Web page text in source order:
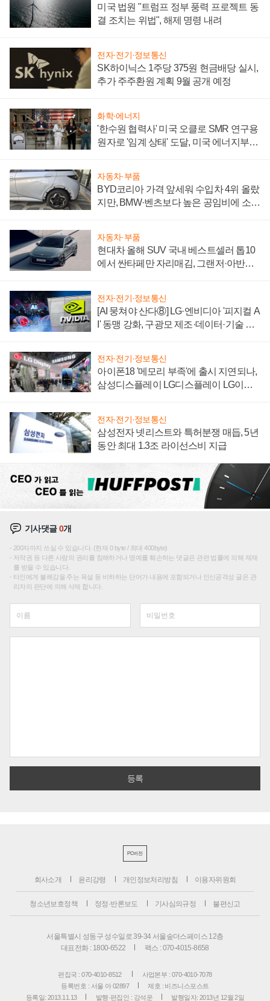
미국 법원 "트럼프 정부 풍력 프로젝트 동
결 조치는 위법", 해제 명령 내려
전자·전기·정보통신
SK하이닉스 1주당 375원 현금배당 실시,
추가 주주환원 계획 9월 공개 예정
화학·에너지
'한수원 협력사' 미국 오클로 SMR 연구용
원자로 '임계 상태' 도달, 미국 에너지부
자동차·부품
BYD코리아 가격 앞세워 수입차 4위 올랐
지만, BMW·벤츠보다 높은 공임비에 소비
자동차·부품
현대차 올해 SUV 국내 베스트셀러 톱10
에서 싼타페만 자리매김, 그랜저·아반떼
전자·전기·정보통신
[AI 뭉쳐야 산다⑧] LG·엔비디아 '피지컬 A
I' 동맹 강화, 구광모 제조·데이터·기술 결
전자·전기·정보통신
아이폰18 '메모리 부족'에 출시 지연되나,
삼성디스플레이 LG디스플레이 LG이노
전자·전기·정보통신
삼성전자 넷리스트와 특허분쟁 매듭, 5년
동안 최대 1.3조 라이선스비 지급
기사댓글0개
200자까지 쓰실 수 있습니다. (현재 0 byte / 최대 400byte)
저작권 등 다른 사람의 권리를 침해하거나 명예를 훼손하는 댓글은 관련 법률에 의해 제재
를 받을 수 있습니다.
타인에게 불쾌감을 주는 욕설 등 비하하는 단어가 내용에 포함되거나 인신공격성 글은 관
리자의 판단에 의해 삭제 합니다.
PC버전
회사소개 윤리강령 개인정보처리방침 이용자위원회
청소년보호정책 정정·반론보도 기사심의규정 불편신고
서울특별시 성동구 성수일로 39-34 서울숲더스페이스 12층
대표전화 : 1800-6522
팩스 : 070-4015-8658
편집국 : 070-4010-8512
사업본부 : 070-4010-7078
등록번호 : 서울 아 02897
제호 : 비즈니스포스트
등록일: 2013.11.13
발행·편집인 : 강석운 발행일자: 2013년 12월 2일